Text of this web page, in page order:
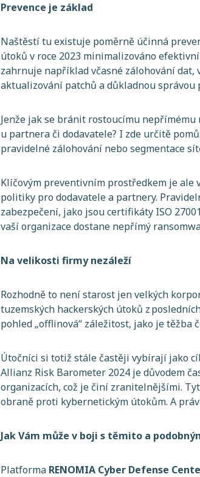
Prevence je základ
Naštěstí tu existuje poměrně účinná
útoků v roce 2023 minimalizováno
zahrnuje například včasné zálohování
aktualizování patchů a důkladnou správou
Jenže jak se bránit rostoucímu
u partnera či dodavatele? I zde určitě
pravidelné zálohování nebo segmentace
Klíčovým preventivním prostředkem je ale
politiky pro dodavatele a partnery.
zabezpečení, jako jsou certifikáty ISO
vaší organizace dostane nepřímý
Na velikosti firmy nezáleží
Rozhodně to není starost jen velkých
tuzemských hackerských útoků z
pohled „offlinová“ záležitost, jako je
Útočníci si totiž stále častěji vybírají jako
Allianz Risk Barometer 2024 je důvodem
organizacích, což je činí zranitelnějšími.
obraně proti kybernetickým útokům. A
Jak Vám může v boji s těmito a
Platforma RENOMIA Cyber Defense